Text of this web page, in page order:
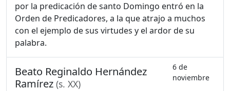
por la predicación de santo Domingo entró en la
Orden de Predicadores, a la que atrajo a muchos
con el ejemplo de sus virtudes y el ardor de su
palabra.
Beato Reginaldo Hernández
Ramírez (s. XX)
6 de
noviembre